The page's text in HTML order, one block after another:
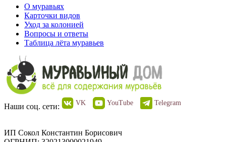
О муравьях
Карточки видов
Уход за колонией
Вопросы и ответы
Таблица лёта муравьев
Наши соц. сети: VK YouTube Telegram
ИП Сокол Константин Борисович